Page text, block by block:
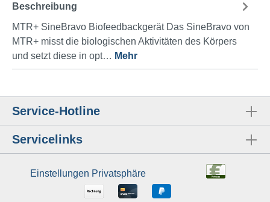
Beschreibung
MTR+ SineBravo Biofeedbackgerät Das SineBravo von
MTR+ misst die biologischen Aktivitäten des Körpers
und setzt diese in opt… Mehr
Service-Hotline
Servicelinks
Einstellungen Privatsphäre